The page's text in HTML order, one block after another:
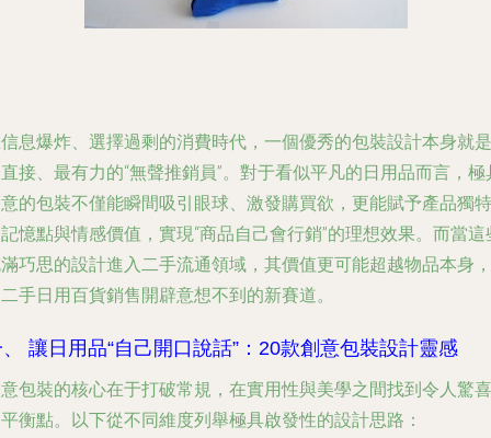
息爆炸、選擇過剩的消費時代，一個優秀的包裝設計本身就是
接、最有力的“無聲推銷員”。對于看似平凡的日用品而言，極
的包裝不僅能瞬間吸引眼球、激發購買欲，更能賦予產品獨特
憶點與情感價值，實現“商品自己會行銷”的理想效果。而當這
巧思的設計進入二手流通領域，其價值更可能超越物品本身，
手日用百貨銷售開辟意想不到的新賽道。
讓日用品“自己開口說話”：20款創意包裝設計靈感
包裝的核心在于打破常規，在實用性與美學之間找到令人驚喜
衡點。以下從不同維度列舉極具啟發性的設計思路：